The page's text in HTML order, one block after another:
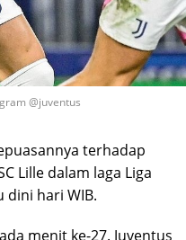
@juventus
terhadap
Lille dalam laga Liga
dini hari WIB.
menit ke-27. Juventus